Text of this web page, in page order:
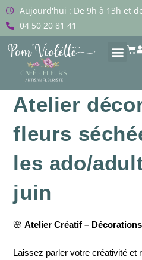
Aujourd'hui : De 9h à 13h et
04 50 20 81 41
Atelier
fleurs
les ado/
juin
🌸Atelier Créatif –
Laissez parler votre créativité et